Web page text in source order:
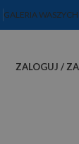
GALERIA
ZALOGUJ /